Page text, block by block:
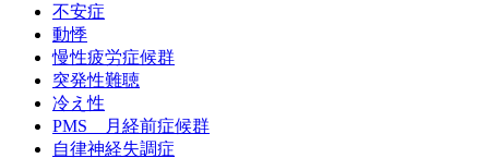
不安症
動悸
慢性疲労症候群
突発性難聴
冷え性
PMS 月経前症候群
自律神経失調症